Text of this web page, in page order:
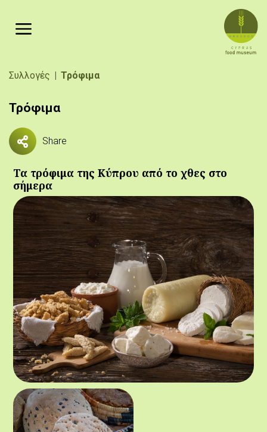
Breadcrumb
Συλλογές Τρόφιμα
Τρόφιμα
Share
Τα τρόφιμα της Κύπρου από το χθες στο
σήμερα